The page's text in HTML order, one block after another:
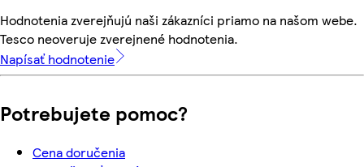
Hodnotenia zverejňujú naši zákazníci priamo na našom webe.
Tesco neoveruje zverejnené hodnotenia.
Napísať hodnotenie
Potrebujete pomoc?
Cena doručenia